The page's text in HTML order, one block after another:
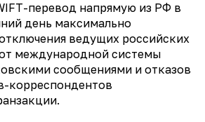
перевод напрямую из РФ в
день максимально
ведущих российских
международной системы
сообщениями и отказов
корреспондентов